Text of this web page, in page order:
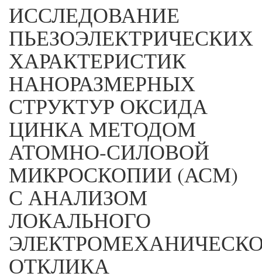
ИССЛЕДОВАНИЕ
ПЬЕЗОЭЛЕКТРИЧЕСКИХ
ХАРАКТЕРИСТИК
НАНОРАЗМЕРНЫХ
СТРУКТУР ОКСИДА
ЦИНКА МЕТОДОМ
АТОМНО-СИЛОВОЙ
МИКРОСКОПИИ (АСМ)
С АНАЛИЗОМ
ЛОКАЛЬНОГО
ОТКЛИКА